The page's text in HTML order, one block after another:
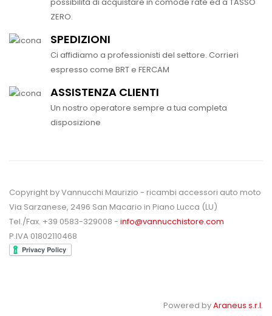
ZERO.
SPEDIZIONI
Ci affidiamo a professionisti del settore. Corrieri
espresso come BRT e FERCAM
ASSISTENZA CLIENTI
Un nostro operatore sempre a tua completa
disposizione
Copyright by Vannucchi Maurizio - ricambi accessori auto moto
Via Sarzanese, 2496 San Macario in Piano Lucca (LU)
Tel./Fax. +39 0583-329008 - info@vannucchistore.com
P.IVA 01802110468
Powered byAraneus s.r.l.